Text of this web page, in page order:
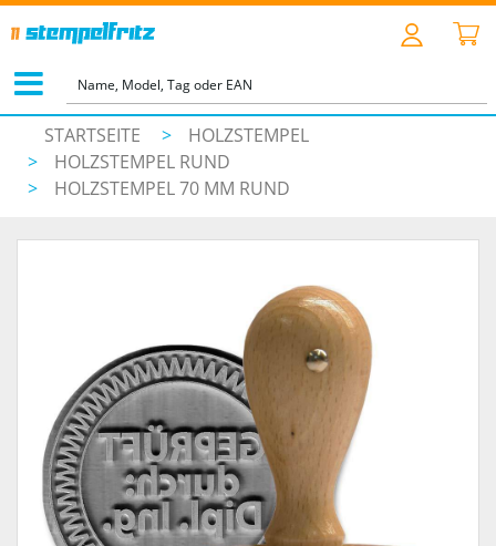
STARTSEITE >
HOLZSTEMPEL
>
HOLZSTEMPEL RUND
>
HOLZSTEMPEL 70 MM RUND